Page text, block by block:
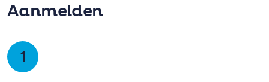
Aanmelden
1